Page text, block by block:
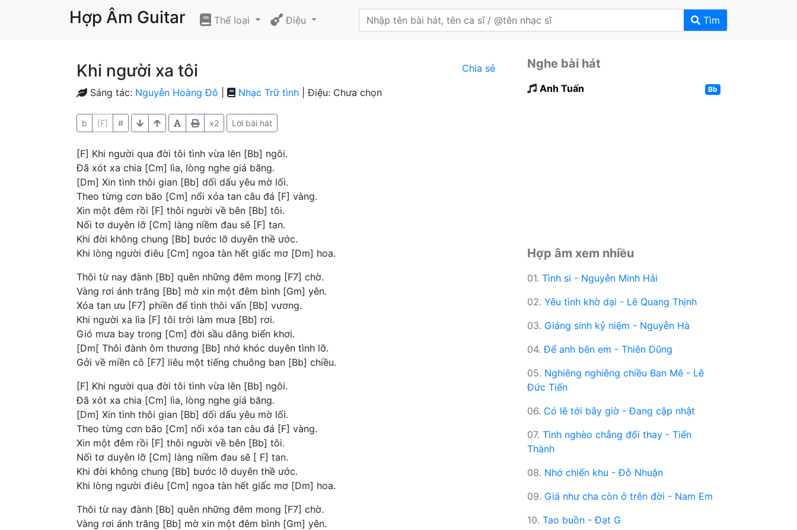
Hợp Âm Guitar Thể loại Điệu Tìm
Khi người xa tôi Chia sẻ
Sáng tác: Nguyễn Hoàng Đô Nhạc Trữ tình | Điệu: Chưa chọn
b [F] # x2 Lời bài hát
[F] Khi người qua đời tôi tình vừa lên [Bb] ngôi.
Đã xót xa chia [Cm] lìa, lòng nghe giá băng.
[Dm] Xin tình thôi gian [Bb] dối dấu yêu mờ lối.
Theo từng cơn bão [Cm] nổi xóa tan câu đá [F] vàng.
Xin một đêm rồi [F] thôi người về bên [Bb] tôi.
Nối tơ duyên lỡ [Cm] làng niềm đau sẽ [F] tan.
Khi đời không chung [Bb] bước lỡ duyên thề ước.
Khi lòng người điêu [Cm] ngoa tàn hết giấc mơ [Dm] hoa.
Thôi từ nay đành [Bb] quên những đêm mong [F7] chờ.
Vàng rơi ánh trăng [Bb] mờ xin một đêm bình [Gm] yên.
Xóa tan ưu [F7] phiền để tình thôi vấn [Bb] vương.
Khi người xa lìa [F] tôi trời làm mưa [Bb] rơi.
Gió mưa bay trong [Cm] đời sầu dâng biển khơi.
[Dm[ Thôi đành ôm thương [Bb] nhớ khóc duyên tình lỡ.
Gởi về miền cô [F7] liêu một tiếng chuông ban [Bb] chiều.
[F] Khi người qua đời tôi tình vừa lên [Bb] ngôi.
Đã xót xa chia [Cm] lìa, lòng nghe giá băng.
[Dm] Xin tình thôi gian [Bb] dối dấu yêu mờ lối.
Theo từng cơn bão [Cm] nổi xóa tan câu đá [F] vàng.
Xin một đêm rồi [F] thôi người về bên [Bb] tôi.
Nối tơ duyên lỡ [Cm] làng niềm đau sẽ [ F] tan.
Khi đời không chung [Bb] bước lỡ duyên thề ước.
Khi lòng người điêu [Cm] ngoa tàn hết giấc mơ [Dm] hoa.
Thôi từ nay đành [Bb] quên những đêm mong [F7] chờ.
Vàng rơi ánh trăng [Bb] mờ xin một đêm bình [Gm] yên.
Nghe bài hát
Anh Tuấn Bb
Hợp âm xem nhiều
01. Tình si - Nguyễn Minh Hải
02. Yêu tình khờ dại - Lê Quang Thịnh
03. Giáng sinh kỷ niệm - Nguyễn Hà
04.Để anh bên em - Thiên Dũng
05. Nghiêng nghiêng chiều Ban Mê - Lê
Đức Tiến
06. Có lẽ tới bây giờ - Đang cập nhật
07. Tình nghèo chẳng đổi thay - Tiến
Thành
08. Nhớ chiến khu - Đỗ Nhuận
09. Giá như cha còn ở trên đời - Nam Em
10. Tao buồn - Đạt G